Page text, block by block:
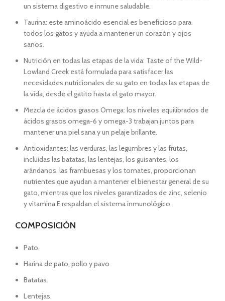
un sistema digestivo e inmune saludable.
Taurina: este aminoácido esencial es beneficioso para
todos los gatos y ayuda a mantener un corazón y ojos
sanos.
Nutrición en todas las etapas de la vida: Taste of the Wild-
Lowland Creek está formulada para satisfacer las
necesidades nutricionales de su gato en todas las etapas de
la vida, desde el gatito hasta el gato mayor.
Mezcla de ácidos grasos Omega: los niveles equilibrados de
ácidos grasos omega-6 y omega-3 trabajan juntos para
mantener una piel sana y un pelaje brillante.
Antioxidantes: las verduras, las legumbres y las frutas,
incluidas las batatas, las lentejas, los guisantes, los
arándanos, las frambuesas y los tomates, proporcionan
nutrientes que ayudan a mantener el bienestar general de su
gato, mientras que los niveles garantizados de zinc, selenio
y vitamina E respaldan el sistema inmunológico.
COMPOSICIÓN
Pato.
Harina de pato, pollo y pavo
Batatas.
Lentejas.